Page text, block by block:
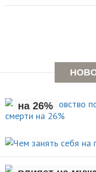
Раннее
на 26%
Чем занять
АКТИВНЫЙ ОТДЫХ
Рождение